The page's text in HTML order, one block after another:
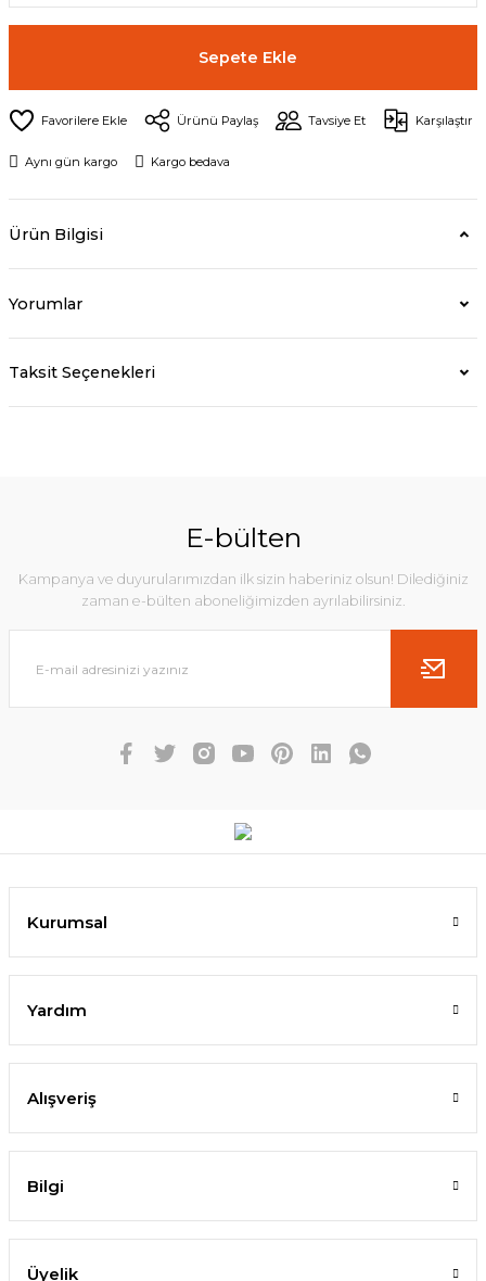
Sepete Ekle
Ürünü Paylaş Tavsiye Et Karşılaştır
Aynı gün kargo Kargo bedava
Ürün Bilgisi
Yorumlar
Taksit Seçenekleri
E-bülten
Kampanya ve duyurularımızdan ilk sizin haberiniz olsun! Dilediğiniz
zaman e-bülten aboneliğimizden ayrılabilirsiniz.
Kurumsal
Yardım
Alışveriş
Bilgi
Üyelik